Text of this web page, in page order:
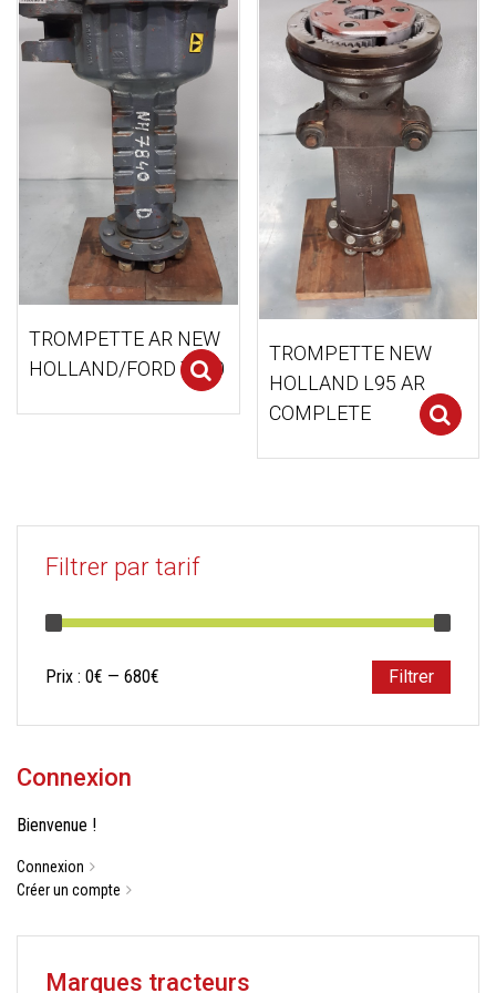
TROMPETTE AR NEW
HOLLAND/FORD 7840
Select options
TROMPETTE NEW
HOLLAND L95 AR
COMPLETE
Filtrer par tarif
Prix
Prix
Filtrer
Prix : 0€ — 680€
Connexion
Bienvenue !
Connexion
Créer un compte
Marques tracteurs